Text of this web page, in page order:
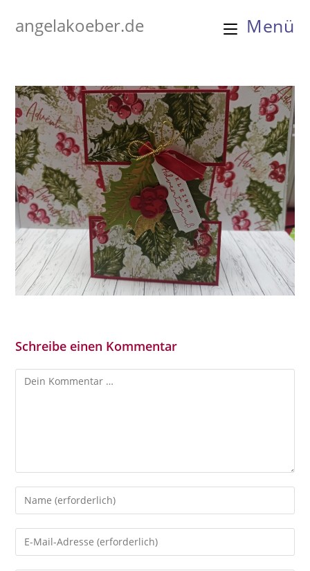
Inhaltangelakoeber.de Menü
Schreibe einen Kommentar
Kommentar
Gib
deinen
Namen
oder
Gib
deine